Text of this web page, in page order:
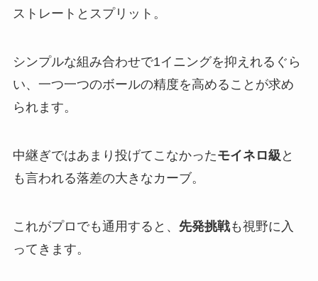
ストレートとスプリット。
シンプルな組み合わせで1イニングを抑えれるぐら
い、一つ一つのボールの精度を高めることが求め
られます。
中継ぎではあまり投げてこなかったモイネロ級 と
も言われる落差の大きなカーブ。
これがプロでも通用すると、 先発挑戦も視野に入
ってきます。